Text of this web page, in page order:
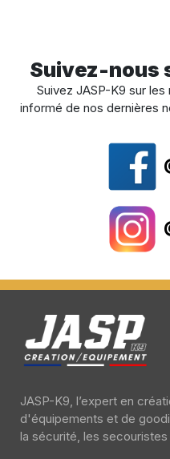
Suivez-nous
Suivez JASP-K9 sur
informé de nos dernières
JASP-K9, l’expert en
d'équipements et de
la sécurité, les secouristes